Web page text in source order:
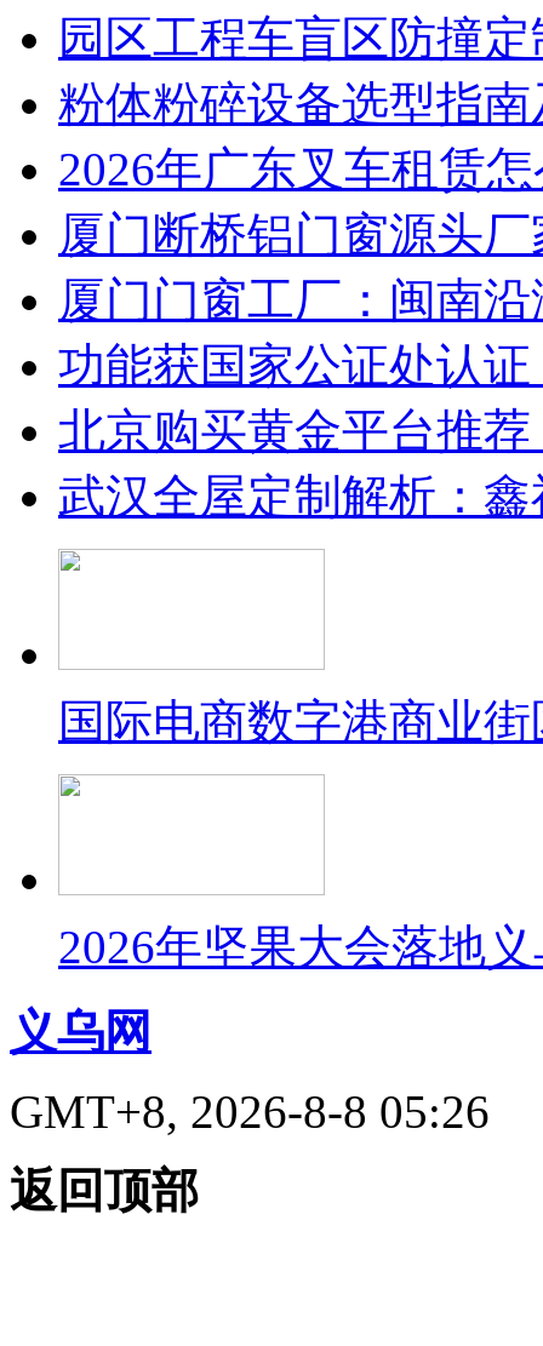
园区工程车盲区防撞
粉体粉碎设备选型指
2026年广东叉车租赁
厦门断桥铝门窗源头
厦门门窗工厂：闽南
功能获国家公证处认
北京购买黄金平台推
武汉全屋定制解析：
国际电商数字港商业
2026年坚果大会落地
义乌网
GMT+8, 2026-8-8 05:26
返回顶部